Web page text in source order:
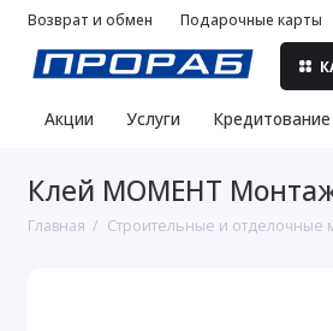
Возврат и обмен Подарочные карты
Акции Услуги Кредитование
Клей МОМЕНТ
Главная Строительные и отделочные